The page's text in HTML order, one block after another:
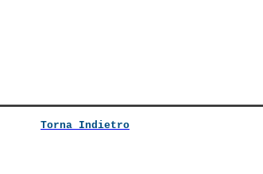
Torna Indietro